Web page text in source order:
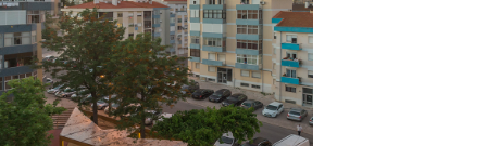
referência que, de forma qualificada e
manifesta, traduzem o compromisso ético
e sócio-ambiental da arquitectura
perante os desafios que a cidade
contemporânea coloca.